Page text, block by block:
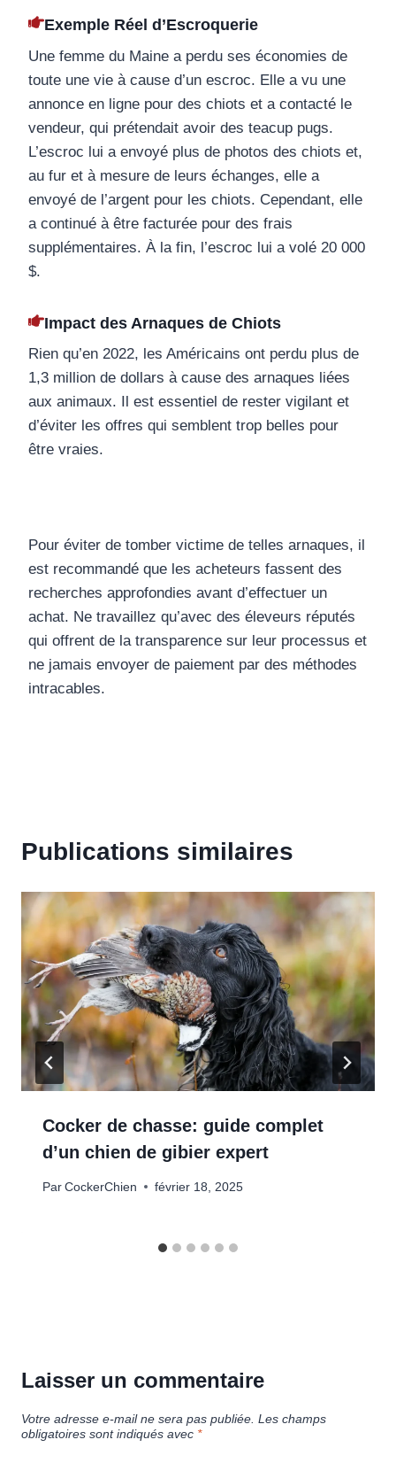
Exemple Réel d’Escroquerie
Une femme du Maine a perdu ses économies de
toute une vie à cause d’un escroc. Elle a vu une
annonce en ligne pour des chiots et a contacté le
vendeur, qui prétendait avoir des teacup pugs.
L’escroc lui a envoyé plus de photos des chiots et,
au fur et à mesure de leurs échanges, elle a
envoyé de l’argent pour les chiots. Cependant, elle
a continué à être facturée pour des frais
supplémentaires. À la fin, l’escroc lui a volé 20 000
$.
Impact des Arnaques de Chiots
Rien qu’en 2022, les Américains ont perdu plus de
1,3 million de dollars à cause des arnaques liées
aux animaux. Il est essentiel de rester vigilant et
d’éviter les offres qui semblent trop belles pour
être vraies.
Pour éviter de tomber victime de telles arnaques, il
est recommandé que les acheteurs fassent des
recherches approfondies avant d’effectuer un
achat. Ne travaillez qu’avec des éleveurs réputés
qui offrent de la transparence sur leur processus et
ne jamais envoyer de paiement par des méthodes
intracables.
Publications similaires
Cocker de chasse: guide complet
d’un chien de gibier expert
Par CockerChien février 18, 2025
Laisser un commentaire
Votre adresse e-mail ne sera pas publiée. Les champs
obligatoires sont indiqués avec *